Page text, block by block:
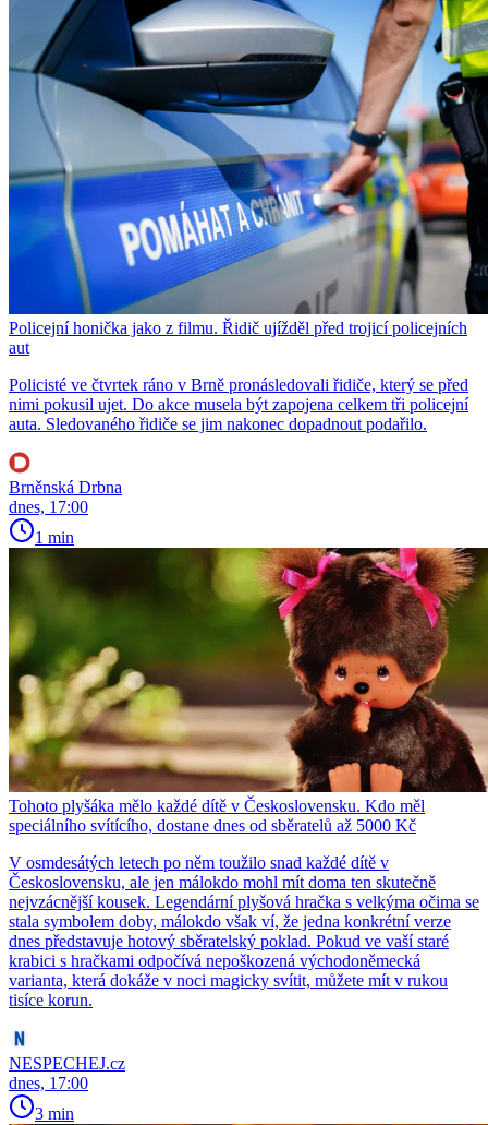
Policejní honička jako z filmu. Řidič ujížděl před trojicí policejních
aut
Policisté ve čtvrtek ráno v Brně pronásledovali řidiče, který se před
nimi pokusil ujet. Do akce musela být zapojena celkem tři policejní
auta. Sledovaného řidiče se jim nakonec dopadnout podařilo.
Brněnská Drbna
dnes, 17:00
1 min
Tohoto plyšáka mělo každé dítě v Československu. Kdo měl
speciálního svítícího, dostane dnes od sběratelů až 5000 Kč
V osmdesátých letech po něm toužilo snad každé dítě v
Československu, ale jen málokdo mohl mít doma ten skutečně
nejvzácnější kousek. Legendární plyšová hračka s velkýma očima se
stala symbolem doby, málokdo však ví, že jedna konkrétní verze
dnes představuje hotový sběratelský poklad. Pokud ve vaší staré
krabici s hračkami odpočívá nepoškozená východoněmecká
varianta, která dokáže v noci magicky svítit, můžete mít v rukou
tisíce korun.
NESPECHEJ.cz
dnes, 17:00
3 min